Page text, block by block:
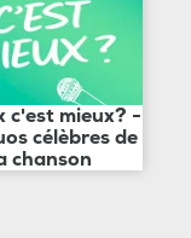
c'est mieux? -
célèbres de
chanson